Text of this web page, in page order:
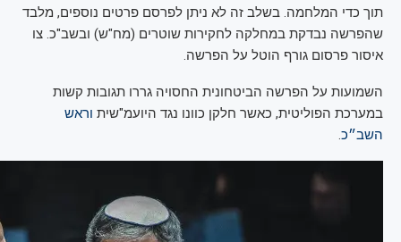
תוך כדי המלחמה. בשלב זה לא ניתן לפרסם פרטים נוספים, מלבד
שהפרשה נבדקת במחלקה לחקירות שוטרים (מח"ש) ובשב"כ. צו
איסור פרסום גורף הוטל על הפרשה.
השמועות על הפרשה הביטחונית החסויה גררו תגובות קשות
במערכת הפוליטית, כאשר חלקן כוונו נגד היועמ"שית וראש
השב״כ.